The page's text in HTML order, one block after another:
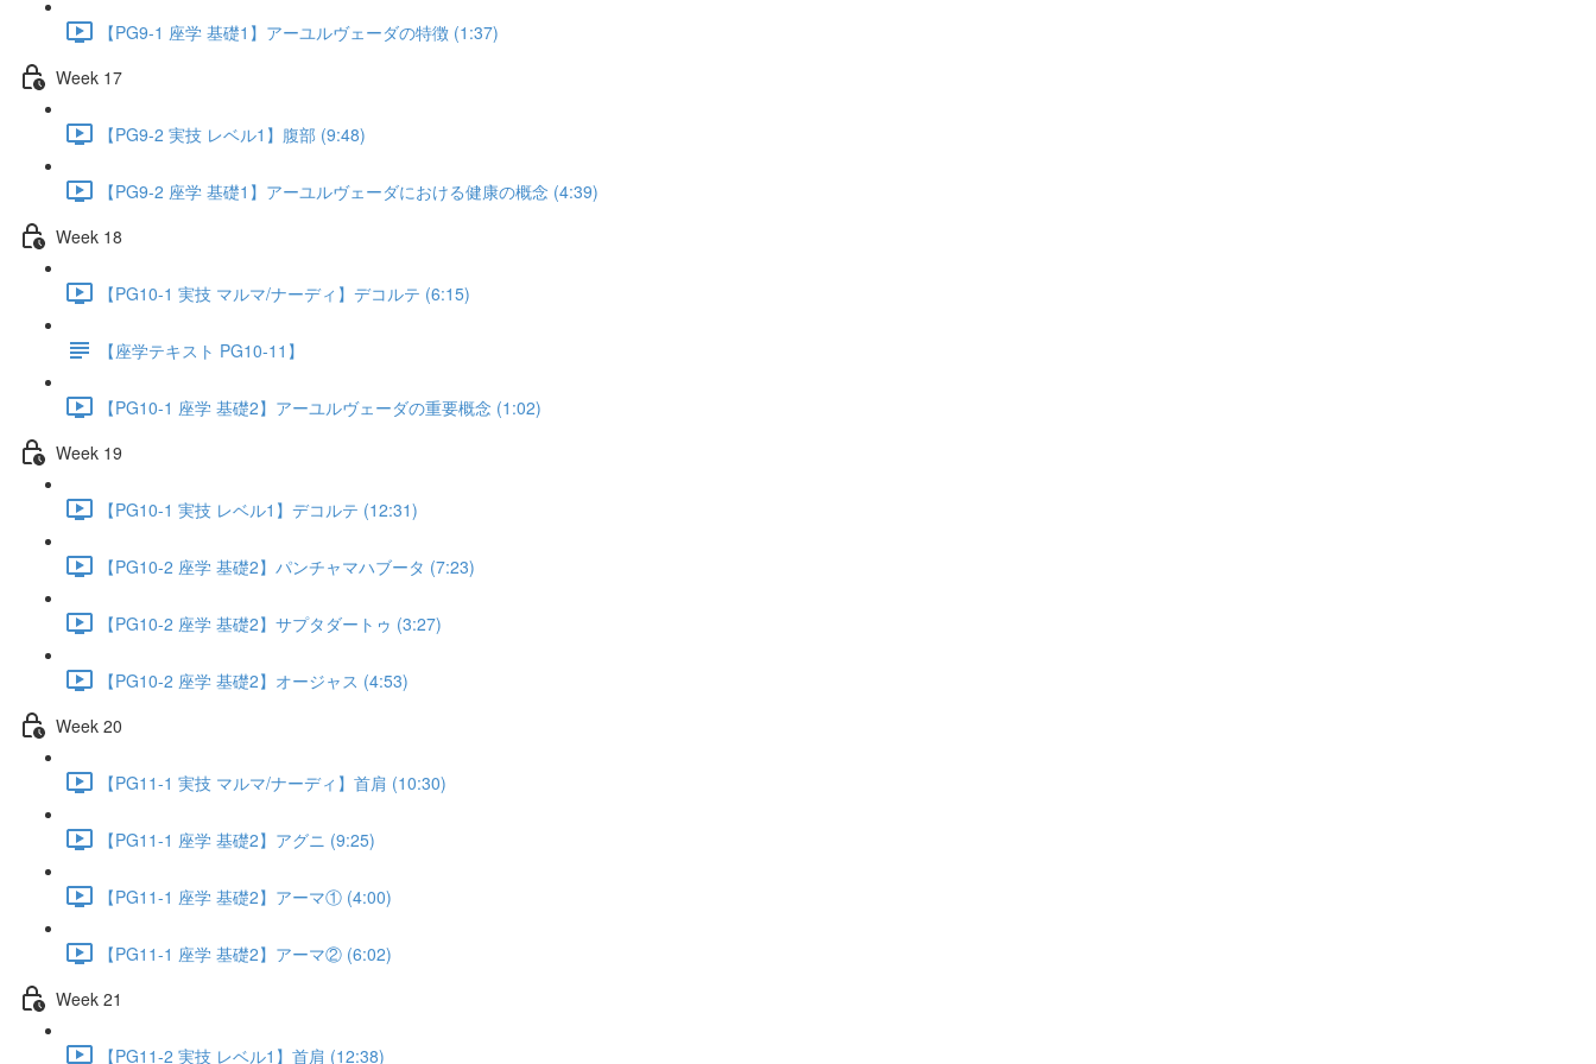
【PG9-1 座学 基礎1】アーユルヴェーダの特徴 (1:37)
Week 17
【PG9-2 実技 レベル1】腹部 (9:48)
【PG9-2 座学 基礎1】アーユルヴェーダにおける健康の概念 (4:39)
Week 18
【PG10-1 実技 マルマ/ナーディ】デコルテ (6:15)
【座学テキスト PG10-11】
【PG10-1 座学 基礎2】アーユルヴェーダの重要概念 (1:02)
Week 19
【PG10-1 実技 レベル1】デコルテ (12:31)
【PG10-2 座学 基礎2】パンチャマハブータ (7:23)
【PG10-2 座学 基礎2】サプタダートゥ (3:27)
【PG10-2 座学 基礎2】オージャス (4:53)
Week 20
【PG11-1 実技 マルマ/ナーディ】首肩 (10:30)
【PG11-1 座学 基礎2】アグニ (9:25)
【PG11-1 座学 基礎2】アーマ① (4:00)
【PG11-1 座学 基礎2】アーマ② (6:02)
Week 21
【PG11-2 実技 レベル1】首肩 (12:38)